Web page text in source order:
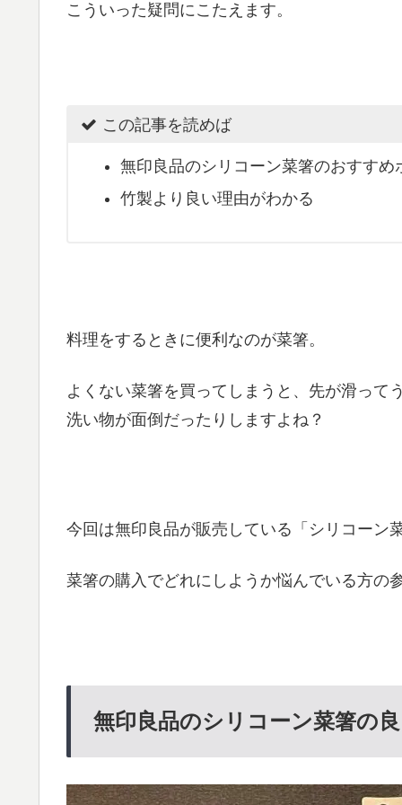
こういった疑問にこたえます。
この記事を読めば
無印良品のシリコーン菜箸のおすすめ
竹製より良い理由がわかる
料理をするときに便利なのが菜箸。
よくない菜箸を買ってしまうと、先が滑って
洗い物が面倒だったりしますよね？
今回は無印良品が販売している「シリコーン
菜箸の購入でどれにしようか悩んでいる方の
無印良品のシリコーン菜箸の